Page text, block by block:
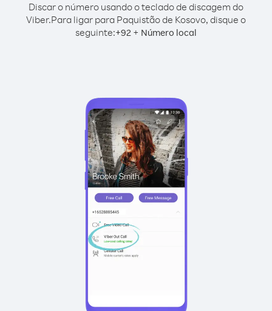
Discar o número usando o teclado de discagem do
Viber.Para ligar para Paquistão de Kosovo, disque o
seguinte:+92 + Número local